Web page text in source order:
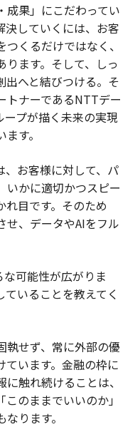
成果」にこだわってい
決していくには、お客
くるだけではなく、
ります。そして、しっ
出へと結びつける。そ
トナーであるNTTデー
プが描く未来の実現
す。
、お客様に対して、パ
いかに適切かつスピー
目です。そのため
せ、データやAIをフル
可能性が広がりま
いることを教えてく
執せず、常に外部の優
ています。金融の枠に
触れ続けることは、
のままでいいのか」
ります。